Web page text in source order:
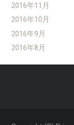
2016年11月
2016年10月
2016年9月
2016年8月